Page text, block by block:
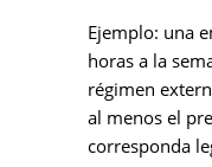
Ejemplo: una
horas a la
régimen
al menos el
corresponda